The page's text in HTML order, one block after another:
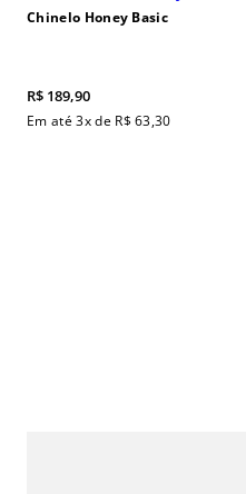
Chinelo Honey Basic
R$ 189,90
Em até3x de R$ 63,30